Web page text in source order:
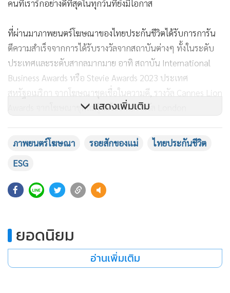
คนที่เรารักอย่างดีที่สุดในทุกวันที่ยังมีโอกาส
ที่ผ่านมาภาพยนตร์โฆษณาของไทยประกันชีวิตได้รับการการัน
ตีความสำเร็จจากการได้รับรางวัลจากสถาบันต่างๆ ทั้งในระดับ
ประเทศและระดับสากลมากมาย อาทิ สถาบัน International
Business Awards หรือ Stevie Awards 2023 ประเทศ
สหรัฐอเมริกา จากโฆษณาชุดเชื่อในความดี, รางวัล Cannes Lion
Awards จากโฆษณาชุดแม่รู้อะไรบ้าง, รางวัล London
Again รวมถึง การสร้างปรากฏการณ์ความสำเร็จครั้งยิ่งใหญ่ ในปี
คว้าถึง 12 รางวัล จาก 5 เวทีประกวดผลงานโฆษณาระดับโลก
อย่าง CANNES LIONS 2024, D&AD Awards 2024, ADFEST
2024, Spike Asia 2024 และ Clio Awards 2024
บันดาลใจในการใช้ชีวิต เพื่อส่งมอบและเติมเต็มคุณค่าให้กับผู้ชม
สามารถติดตามชมภาพยนตร์โฆษณาเรื่องอื่น ๆ ของไทยประกัน
Thailifechannel
Playlist : The Original Sadvertising
แสดงเพิ่มเติม
ภาพยนตร์โฆษณา รอยสักของแม่
ไทยประกันชีวิต
ESG
ยอดนิยม
อ่านเพิ่มเติม